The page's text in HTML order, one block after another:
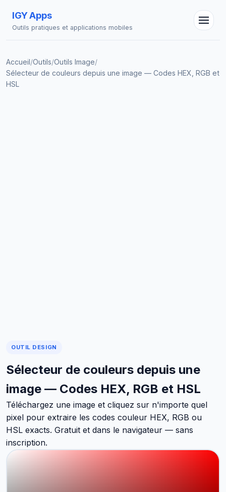
IGY Apps
Outils pratiques et applications mobiles
Accueil/Outils/Outils Image/
Sélecteur de couleurs depuis une image — Codes HEX, RGB et
HSL
OUTIL DESIGN
Sélecteur de couleurs depuis une
image — Codes HEX, RGB et HSL
Téléchargez une image et cliquez sur n'importe quel
pixel pour extraire les codes couleur HEX, RGB ou
HSL exacts. Gratuit et dans le navigateur — sans
inscription.